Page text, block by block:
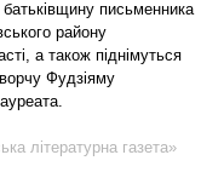
батьківщину письменника
району
а також піднімуться
Фудзіяму
літературна газета»